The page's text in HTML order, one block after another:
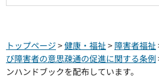
トップページ >健康・福祉 > 障害者福祉
び障害者の意思疎通の促進に関する条例
ンハンドブックを配布しています。